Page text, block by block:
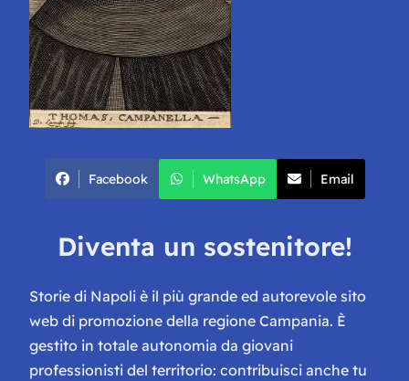
Facebook WhatsApp Email
Diventa un sostenitore!
Storie di Napoli è il più grande ed autorevole sito
web di promozione della regione Campania. È
gestito in totale autonomia da giovani
professionisti del territorio: contribuisci anche tu